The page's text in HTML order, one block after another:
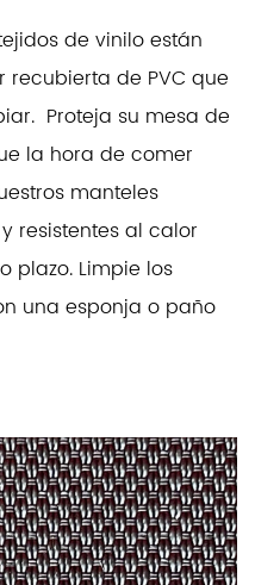
de vinilo están
de PVC que
Proteja su mesa de
la hora de comer
manteles
resistentes al calor
plazo. Limpie los
una esponja o paño